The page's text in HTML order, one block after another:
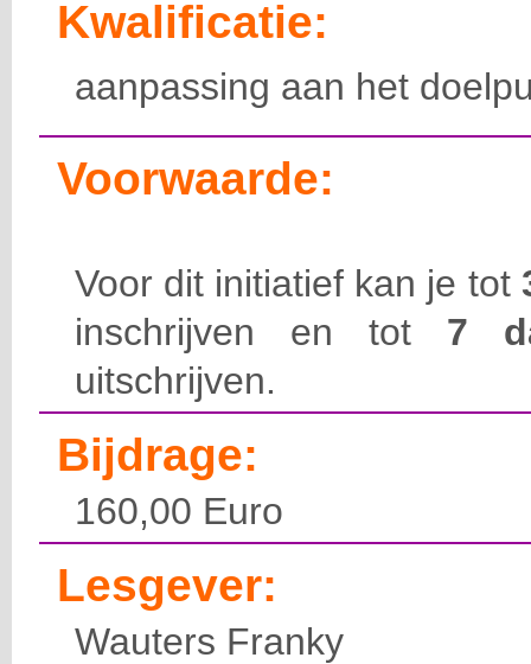
Kwalificatie:
aanpassing aan het
Voorwaarde:
Voor dit initiatief kan je tot
inschrijven en tot 7
uitschrijven.
Bijdrage:
160,00 Euro
Lesgever:
Wauters Franky